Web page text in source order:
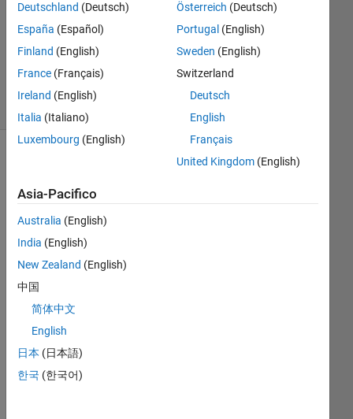
Aggiornato
20 Gen
2020
22
Visualizzazioni
Hell
o, I
hav
tabl
e
Deutschland (Deutsch)
España (Español)
Finland (English)
France (Français)
Ireland (English)
Italia (Italiano)
Luxembourg (English)
Österreich (Deutsch)
Portugal (English)
Sweden (English)
Switzerland
Deutsch
English
Français
United Kingdom(English)
Asia-Pacifico
Australia (English)
India (English)
New Zealand (English)
中国
简体中文
English
日本 (日本語)
한국 (한국어)